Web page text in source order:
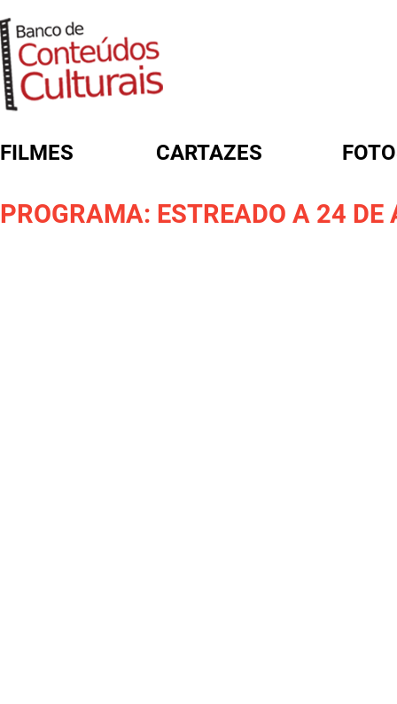
FILMES CARTAZES
PROGRAMA: ESTREADO A 24 DE
FORMULÁRIO DE BUSCA